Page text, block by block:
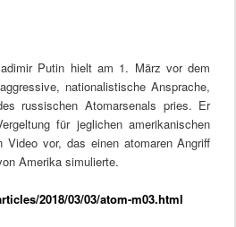
Putin hielt am 1. März vor dem
nationalistische Ansprache,
russischen Atomarsenals pries. Er
für jeglichen amerikanischen
Video vor, das einen atomaren Angriff
Amerika simulierte.
2018/03/03/atom-m03.html